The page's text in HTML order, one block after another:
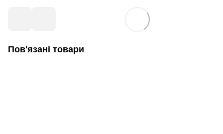
Пов'язані товари